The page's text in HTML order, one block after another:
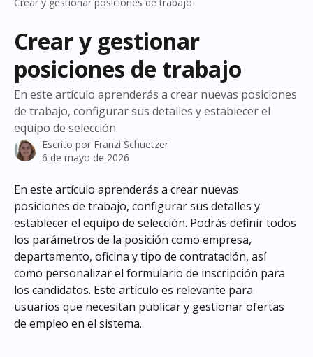
Crear y gestionar
posiciones de trabajo
En este artículo aprenderás a crear nuevas posiciones
de trabajo, configurar sus detalles y establecer el
equipo de selección.
Escrito por Franzi Schuetzer
6 de mayo de 2026
En este artículo aprenderás a crear nuevas
posiciones de trabajo, configurar sus detalles y
establecer el equipo de selección. Podrás definir todos
los parámetros de la posición como empresa,
departamento, oficina y tipo de contratación, así
como personalizar el formulario de inscripción para
los candidatos. Este artículo es relevante para
usuarios que necesitan publicar y gestionar ofertas
de empleo en el sistema.